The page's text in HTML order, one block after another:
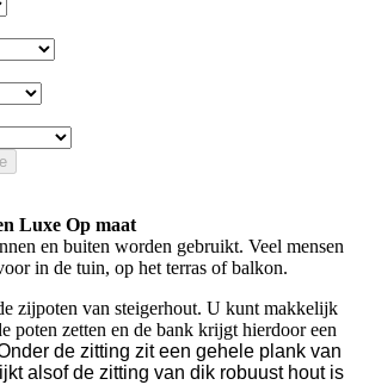
Luxe Op maat
en buiten worden gebruikt. Veel mensen
in de tuin, op het terras of balkon.
zijpoten van steigerhout. U kunt makkelijk
poten zetten en de bank krijgt hierdoor een
de zitting zit een gehele plank van
alsof de zitting van dik robuust hout is